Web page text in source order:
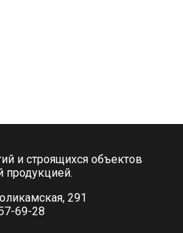
и строящихся объектов
продукцией.
291
69-28